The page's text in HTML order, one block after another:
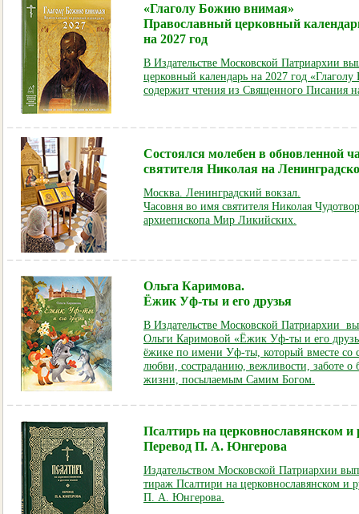
«Глаголу Божию внимая»
Православный церковный
на 2027 год
В Издательстве Московской Патриархии
церковный календарь на 2027 год
содержит чтения из Священного Писания
Состоялся молебен в обновленной
святителя Николая на
Москва. Ленинградский вокзал.
Часовня во имя святителя Николая
архиепископа Мир Ликийских.
Ольга Каримова.
Ёжик Уф-ты и его друзья
В Издательстве Московской Патриархии
Ольги Каримовой «Ёжик Уф-ты и его
ёжике по имени Уф-ты, который вместе со
любви, состраданию, вежливости, заботе о
жизни, посылаемым Самим Богом.
Псалтирь на церковнославянском и
Перевод П. А. Юнгерова
Издательством Московской Патриархии
тираж Псалтири на церковнославянском и
П. А. Юнгерова.